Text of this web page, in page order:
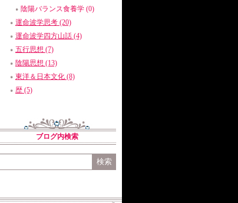
陰陽バランス食養学 (0)
運命波学思考 (20)
運命波学四方山話 (4)
五行思想 (7)
陰陽思想 (13)
東洋＆日本文化 (8)
歴 (5)
ブログ内検索